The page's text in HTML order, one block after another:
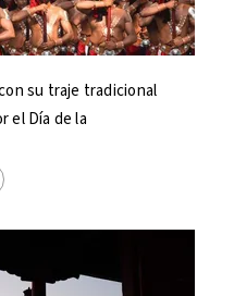
su traje tradicional
el Día de la